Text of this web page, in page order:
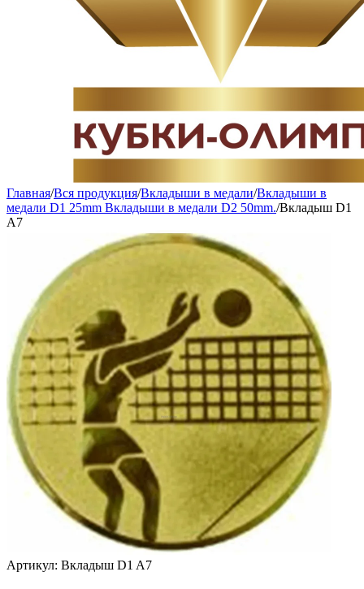
Главная/Вся продукция/Вкладыши в медали/Вкладыши в
медали D1 25mm Вкладыши в медали D2 50mm./Вкладыш D1
A7
Артикул: Вкладыш D1 A7